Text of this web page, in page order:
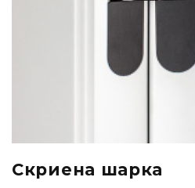
Скриена шарка